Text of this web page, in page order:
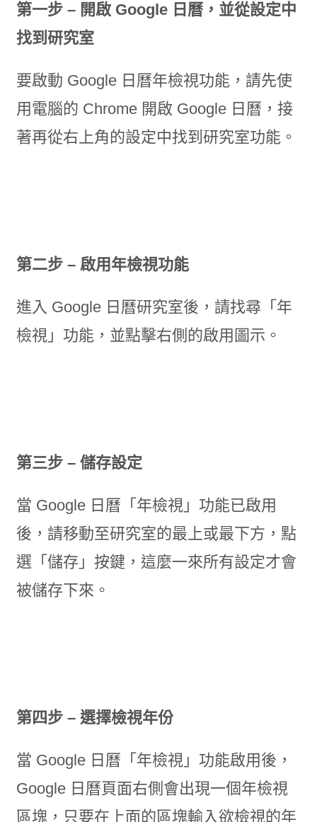
第一步 – 開啟 Google 日曆，並從設定中
找到研究室
要啟動 Google 日曆年檢視功能，請先使
用電腦的 Chrome 開啟 Google 日曆，接
著再從右上角的設定中找到研究室功能。
第二步 – 啟用年檢視功能
進入 Google 日曆研究室後，請找尋「年
檢視」功能，並點擊右側的啟用圖示。
第三步 – 儲存設定
當 Google 日曆「年檢視」功能已啟用
後，請移動至研究室的最上或最下方，點
選「儲存」按鍵，這麼一來所有設定才會
被儲存下來。
第四步 – 選擇檢視年份
當 Google 日曆「年檢視」功能啟用後，
Google 日曆頁面右側會出現一個年檢視
區塊，只要在上面的區塊輸入欲檢視的年